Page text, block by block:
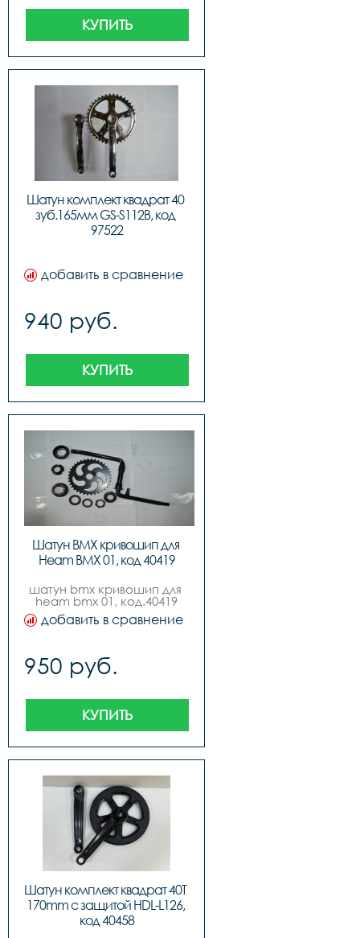
КУПИТЬ
Шатун комплект квадрат 40
зуб.165мм GS-S112B, код
97522
добавить в сравнение
940 руб.
КУПИТЬ
Шатун BMX кривошип для
Heam BMX 01, код 40419
шатун bmx кривошип для
heam bmx 01, код.40419
добавить в сравнение
950 руб.
КУПИТЬ
Шатун комплект квадрат 40T
170mm с защитой HDL-L126,
код 40458